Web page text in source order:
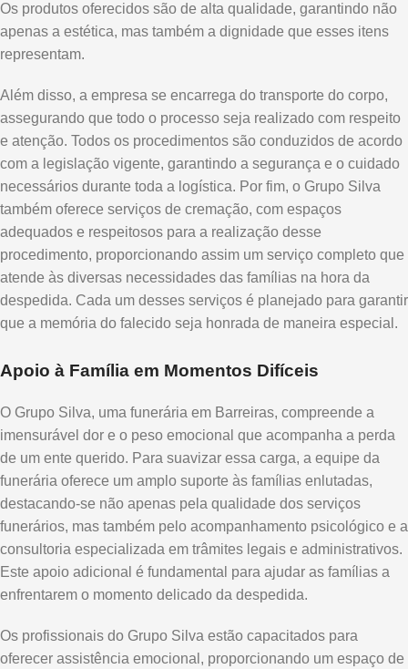
Os produtos oferecidos são de alta qualidade, garantindo não
apenas a estética, mas também a dignidade que esses itens
representam.
Além disso, a empresa se encarrega do transporte do corpo,
assegurando que todo o processo seja realizado com respeito
e atenção. Todos os procedimentos são conduzidos de acordo
com a legislação vigente, garantindo a segurança e o cuidado
necessários durante toda a logística. Por fim, o Grupo Silva
também oferece serviços de cremação, com espaços
adequados e respeitosos para a realização desse
procedimento, proporcionando assim um serviço completo que
atende às diversas necessidades das famílias na hora da
despedida. Cada um desses serviços é planejado para garantir
que a memória do falecido seja honrada de maneira especial.
Apoio à Família em Momentos Difíceis
O Grupo Silva, uma funerária em Barreiras, compreende a
imensurável dor e o peso emocional que acompanha a perda
de um ente querido. Para suavizar essa carga, a equipe da
funerária oferece um amplo suporte às famílias enlutadas,
destacando-se não apenas pela qualidade dos serviços
funerários, mas também pelo acompanhamento psicológico e a
consultoria especializada em trâmites legais e administrativos.
Este apoio adicional é fundamental para ajudar as famílias a
enfrentarem o momento delicado da despedida.
Os profissionais do Grupo Silva estão capacitados para
oferecer assistência emocional, proporcionando um espaço de